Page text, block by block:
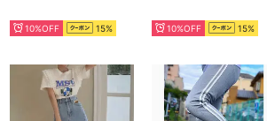
10%OFF 15% 10%OFF 15%